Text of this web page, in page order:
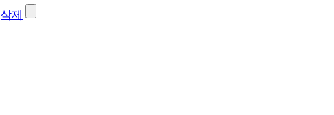
삭제